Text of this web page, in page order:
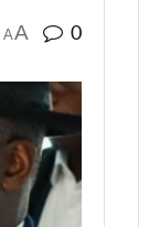
AA 0